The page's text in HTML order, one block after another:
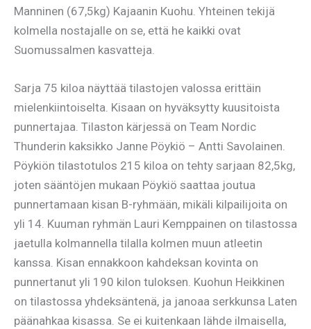
Manninen (67,5kg) Kajaanin Kuohu. Yhteinen tekijä
kolmella nostajalle on se, että he kaikki ovat
Suomussalmen kasvatteja.
Sarja 75 kiloa näyttää tilastojen valossa erittäin
mielenkiintoiselta. Kisaan on hyväksytty kuusitoista
punnertajaa. Tilaston kärjessä on Team Nordic
Thunderin kaksikko Janne Pöykiö – Antti Savolainen.
Pöykiön tilastotulos 215 kiloa on tehty sarjaan 82,5kg,
joten sääntöjen mukaan Pöykiö saattaa joutua
punnertamaan kisan B-ryhmään, mikäli kilpailijoita on
yli 14. Kuuman ryhmän Lauri Kemppainen on tilastossa
jaetulla kolmannella tilalla kolmen muun atleetin
kanssa. Kisan ennakkoon kahdeksan kovinta on
punnertanut yli 190 kilon tuloksen. Kuohun Heikkinen
on tilastossa yhdeksäntenä, ja janoaa serkkunsa Laten
päänahkaa kisassa. Se ei kuitenkaan lähde ilmaisella,